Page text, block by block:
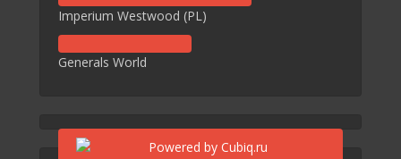
Imperium Westwood (PL)
Generals World